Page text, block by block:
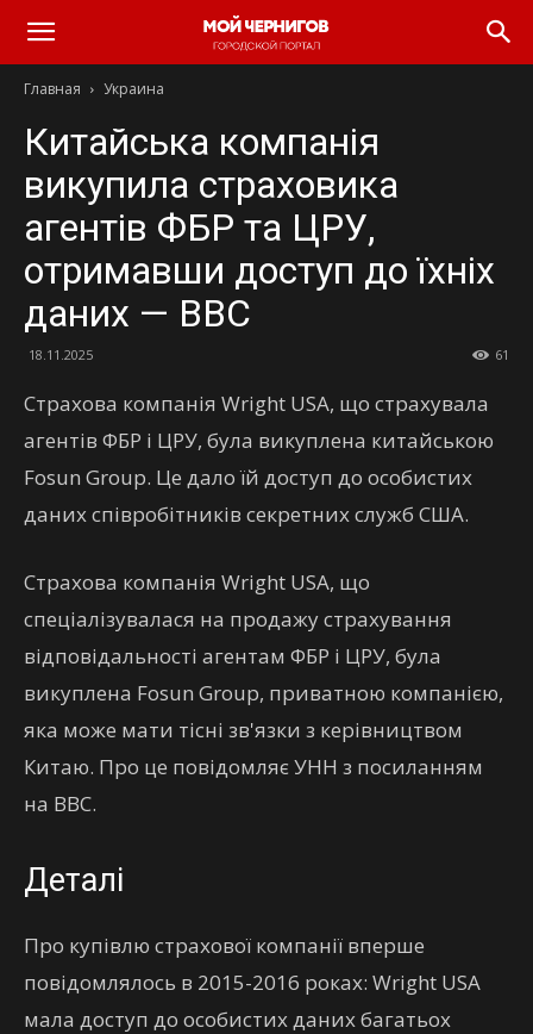
Главная Украина
Китайська компанія
викупила страховика
агентів ФБР та ЦРУ,
отримавши доступ до їхніх
даних — BBC
18.11.2025 61
Страхова компанія Wright USA, що страхувала
агентів ФБР і ЦРУ, була викуплена китайською
Fosun Group. Це дало їй доступ до особистих
даних співробітників секретних служб США.
Страхова компанія Wright USA, що
спеціалізувалася на продажу страхування
відповідальності агентам ФБР і ЦРУ, була
викуплена Fosun Group, приватною компанією,
яка може мати тісні зв'язки з керівництвом
Китаю. Про це повідомляє УНН з посиланням
на BBC.
Деталі
Про купівлю страхової компанії вперше
повідомлялось в 2015-2016 роках: Wright USA
мала доступ до особистих даних багатьох